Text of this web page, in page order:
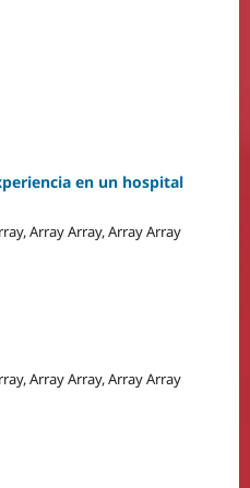
en un hospital
Array Array, Array Array
Array Array, Array Array